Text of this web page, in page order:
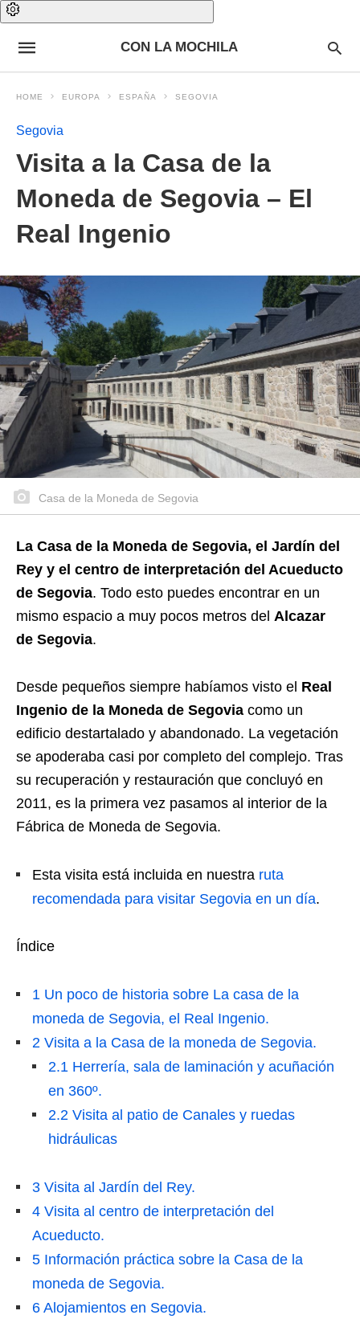
CON LA MOCHILA
HOME EUROPA ESPAÑA SEGOVIA
Segovia
Visita a la Casa de la
Moneda de Segovia – El
Real Ingenio
Casa de la Moneda de Segovia
La Casa de la Moneda de Segovia, el Jardín del
Rey y el centro de interpretación del Acueducto
de Segovia. Todo esto puedes encontrar en un
mismo espacio a muy pocos metros del Alcazar
de Segovia.
Desde pequeños siempre habíamos visto el Real
Ingenio de la Moneda de Segovia como un
edificio destartalado y abandonado. La vegetación
se apoderaba casi por completo del complejo. Tras
su recuperación y restauración que concluyó en
2011, es la primera vez pasamos al interior de la
Fábrica de Moneda de Segovia.
Esta visita está incluida en nuestra ruta
recomendada para visitar Segovia en un día.
Índice
1 Un poco de historia sobre La casa de la
moneda de Segovia, el Real Ingenio.
2 Visita a la Casa de la moneda de Segovia.
2.1 Herrería, sala de laminación y acuñación
en 360º.
2.2 Visita al patio de Canales y ruedas
hidráulicas
3 Visita al Jardín del Rey.
4 Visita al centro de interpretación del
Acueducto.
5 Información práctica sobre la Casa de la
moneda de Segovia.
6 Alojamientos en Segovia.